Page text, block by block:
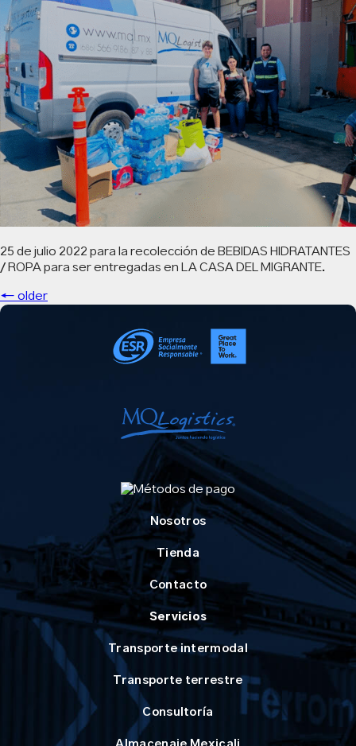
25 de julio 2022 para la recolección de BEBIDAS HIDRATANTES
/ ROPA para ser entregadas en LA CASA DEL MIGRANTE.
Navegación
← older
Nosotros
Tienda
Contacto
Servicios
Transporte intermodal
Transporte terrestre
Consultoría